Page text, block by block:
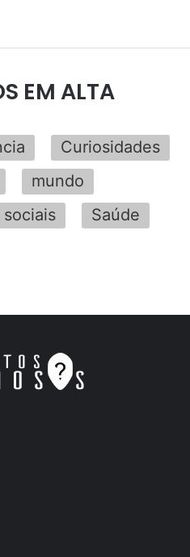
EM ALTA
Curiosidades
mundo
Saúde